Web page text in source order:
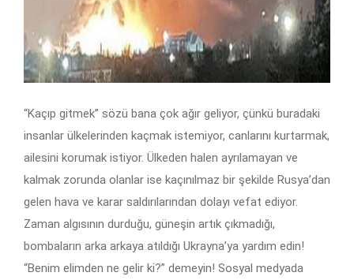
“Kaçıp gitmek” sözü bana çok ağır geliyor, çünkü buradaki
insanlar ülkelerinden kaçmak istemiyor, canlarını kurtarmak,
ailesini korumak istiyor. Ülkeden halen ayrılamayan ve
kalmak zorunda olanlar ise kaçınılmaz bir şekilde Rusya’dan
gelen hava ve karar saldırılarından dolayı vefat ediyor.
Zaman algısının durduğu, güneşin artık çıkmadığı,
bombaların arka arkaya atıldığı Ukrayna’ya yardım edin!
“Benim elimden ne gelir ki?” demeyin! Sosyal medyada